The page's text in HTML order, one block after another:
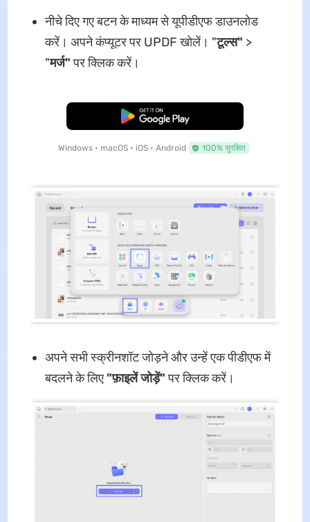
नीचे दिए गए बटन के माध्यम से यूपीडीएफ डाउनलोड
करें। अपने कंप्यूटर पर UPDF खोलें। "टूल्स" >
"मर्ज"पर क्लिक करें।
मुफ्त डाउनलोड
Windows • macOS • iOS • Android 100% सुरक्षित
अपने सभी स्क्रीनशॉट जोड़ने और उन्हें एक पीडीएफ में
बदलने के लिए "फ़ाइलें जोड़ें"पर क्लिक करें।